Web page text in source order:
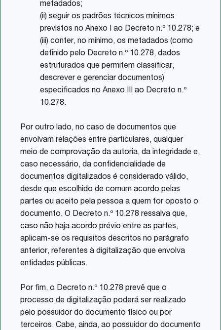
metadados;
(ii) seguir os padrões técnicos mínimos
previstos no Anexo I ao Decreto n.º 10.278; e
(iii) conter, no mínimo, os metadados (como
definido pelo Decreto n.º 10.278, dados
estruturados que permitem classificar,
descrever e gerenciar documentos)
especificados no Anexo III ao Decreto n.º
10.278.
Por outro lado, no caso de documentos que
envolvam relações entre particulares, qualquer
meio de comprovação da autoria, da integridade e,
caso necessário, da confidencialidade de
documentos digitalizados é considerado válido,
desde que escolhido de comum acordo pelas
partes ou aceito pela pessoa a quem for oposto o
documento. O Decreto n.º 10.278 ressalva que,
caso não haja acordo prévio entre as partes,
aplicam-se os requisitos descritos no parágrafo
anterior, referentes à digitalização que envolva
entidades públicas.
Por fim, o Decreto n.º 10.278 prevê que o
processo de digitalização poderá ser realizado
pelo possuidor do documento físico ou por
terceiros. Cabe, ainda, ao possuidor do documento